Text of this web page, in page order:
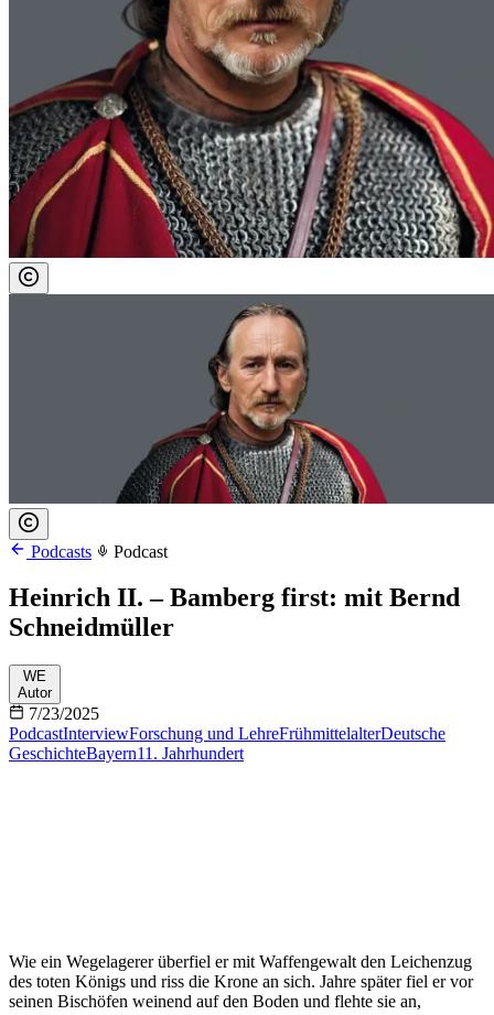
Podcasts Podcast
Heinrich II. – Bamberg first: mit Bernd
Schneidmüller
WE
Autor
7/23/2025
PodcastInterviewForschung und LehreFrühmittelalterDeutsche
GeschichteBayern11. Jahrhundert
Wie ein Wegelagerer überfiel er mit Waffengewalt den Leichenzug
des toten Königs und riss die Krone an sich. Jahre später fiel er vor
seinen Bischöfen weinend auf den Boden und flehte sie an,